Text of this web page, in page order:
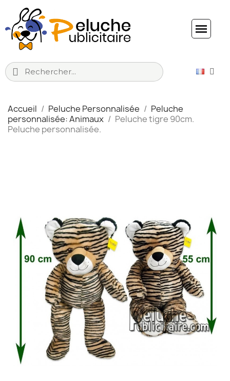
Accueil Peluche Personnalisée
Peluche
personnalisée: Animaux
Peluche tigre 90cm.
Peluche personnalisée.